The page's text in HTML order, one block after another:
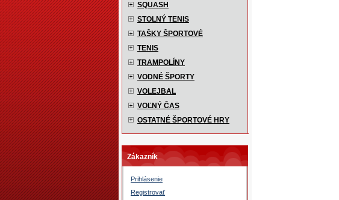
SQUASH
STOLNÝ TENIS
TAŠKY ŠPORTOVÉ
TENIS
TRAMPOLÍNY
VODNÉ ŠPORTY
VOLEJBAL
VOĽNÝ ČAS
OSTATNÉ ŠPORTOVÉ HRY
Zákazník
Prihlásenie
Registrovať